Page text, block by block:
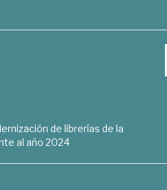
de librerías de la
al año 2024